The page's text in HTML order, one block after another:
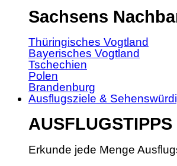
Sachsens
Thüringisches Vogtland
Bayerisches Vogtland
Tschechien
Polen
Brandenburg
Ausflugsziele &
Erkunde jede Menge